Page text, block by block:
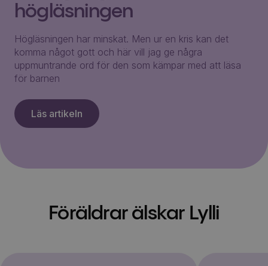
högläsningen
Högläsningen har minskat. Men ur en kris kan det
komma något gott och här vill jag ge några
uppmuntrande ord för den som kämpar med att läsa
för barnen
Läs artikeln
Föräldrar älskar Lylli